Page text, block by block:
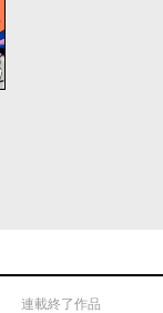
連載終了作品